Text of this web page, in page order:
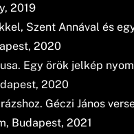
2019
Szent Annával és
2020
Egy örök jelkép
2020
Géczi János
Budapest, 2021